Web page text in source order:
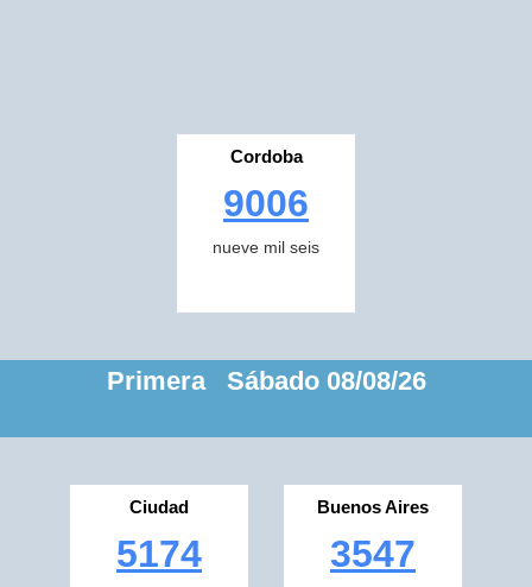
Cordoba
9006
nueve mil seis
Primera Sábado 08/08/26
Ciudad
5174
Buenos Aires
3547